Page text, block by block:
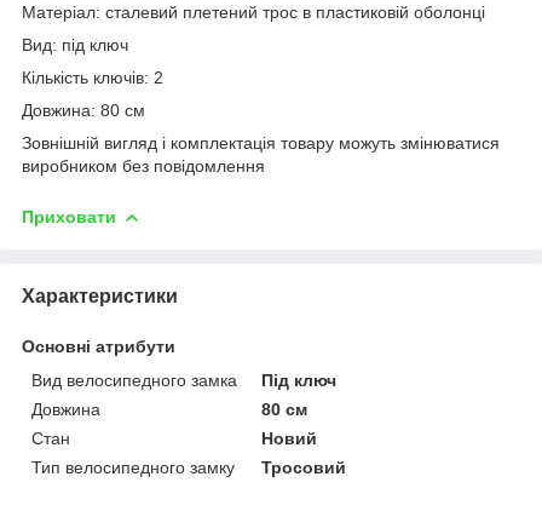
Матеріал: сталевий плетений трос в пластиковій оболонці
Вид: під ключ
Кількість ключів: 2
Довжина: 80 см
Зовнішній вигляд і комплектація товару можуть змінюватися
виробником без повідомлення
Приховати
Характеристики
Основні атрибути
Вид велосипедного замка
Під ключ
Довжина
80 см
Стан
Новий
Тип велосипедного замку
Тросовий